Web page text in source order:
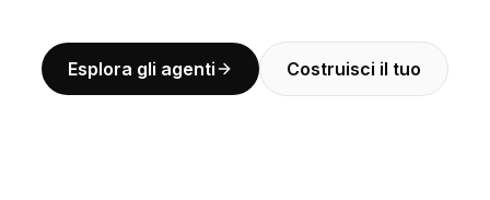
Studio
BuildX
Connect
Esplora gli agenti Costruisci il tuo